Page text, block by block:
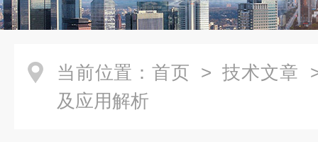
当前位置： 首页 > 技术文章
及应用解析